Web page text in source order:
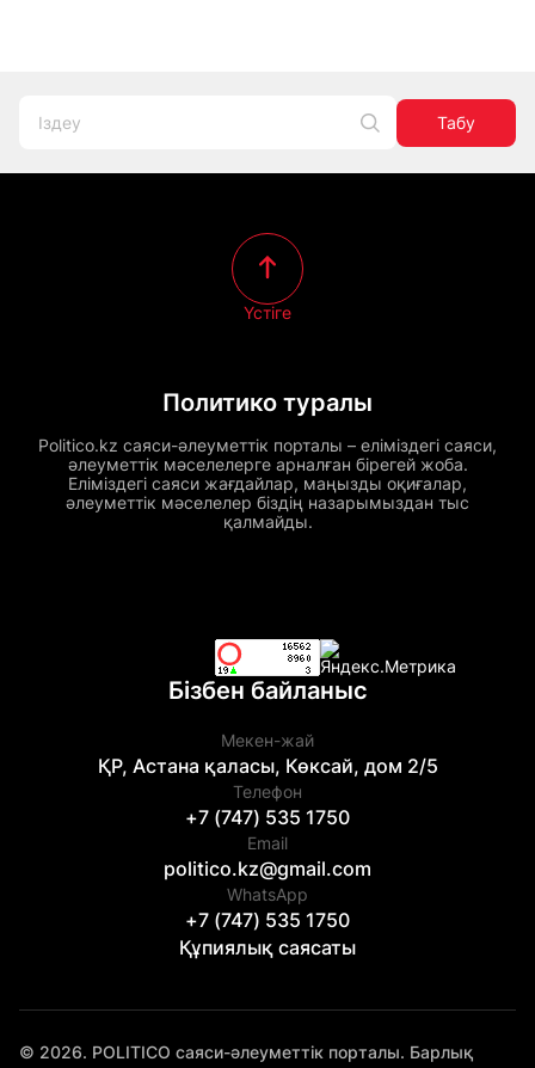
Табу
Политико туралы
Politico.kz саяси-әлеуметтік порталы – еліміздегі саяси,
әлеуметтік мәселелерге арналған бірегей жоба.
Еліміздегі саяси жағдайлар, маңызды оқиғалар,
әлеуметтік мәселелер біздің назарымыздан тыс
қалмайды.
Үстіге
Бізбен байланыс
Мекен-жай
ҚР, Астана қаласы, Көксай, дом 2/5
Телефон
+7 (747) 535 1750
Email
politico.kz@gmail.com
WhatsApp
+7 (747) 535 1750
Құпиялық саясаты
© 2026. POLITICO саяси-әлеуметтік порталы. Барлық